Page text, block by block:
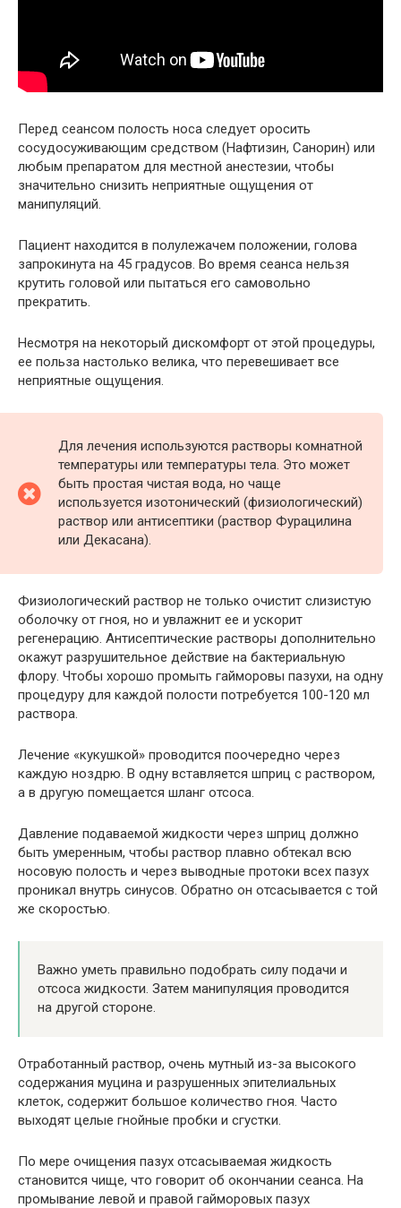
Перед сеансом полость носа следует оросить
сосудосуживающим средством (Нафтизин, Санорин) или
любым препаратом для местной анестезии, чтобы
значительно снизить неприятные ощущения от
манипуляций.
Пациент находится в полулежачем положении, голова
запрокинута на 45 градусов. Во время сеанса нельзя
крутить головой или пытаться его самовольно
прекратить.
Несмотря на некоторый дискомфорт от этой процедуры,
ее польза настолько велика, что перевешивает все
неприятные ощущения.
Для лечения используются растворы комнатной
температуры или температуры тела. Это может
быть простая чистая вода, но чаще
используется изотонический (физиологический)
раствор или антисептики (раствор Фурацилина
или Декасана).
Физиологический раствор не только очистит слизистую
оболочку от гноя, но и увлажнит ее и ускорит
регенерацию. Антисептические растворы дополнительно
окажут разрушительное действие на бактериальную
флору. Чтобы хорошо промыть гайморовы пазухи, на одну
процедуру для каждой полости потребуется 100-120 мл
раствора.
Лечение «кукушкой» проводится поочередно через
каждую ноздрю. В одну вставляется шприц с раствором,
а в другую помещается шланг отсоса.
Давление подаваемой жидкости через шприц должно
быть умеренным, чтобы раствор плавно обтекал всю
носовую полость и через выводные протоки всех пазух
проникал внутрь синусов. Обратно он отсасывается с той
же скоростью.
Важно уметь правильно подобрать силу подачи и
отсоса жидкости. Затем манипуляция проводится
на другой стороне.
Отработанный раствор, очень мутный из-за высокого
содержания муцина и разрушенных эпителиальных
клеток, содержит большое количество гноя. Часто
выходят целые гнойные пробки и сгустки.
По мере очищения пазух отсасываемая жидкость
становится чище, что говорит об окончании сеанса. На
промывание левой и правой гайморовых пазух